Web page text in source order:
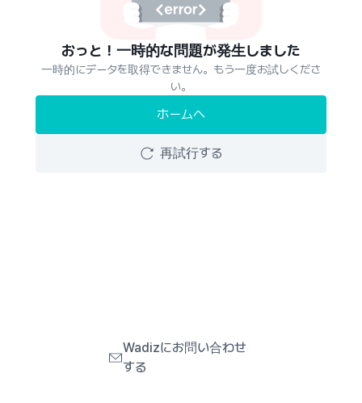
おっと！一時的な問題が発生しました
一時的にデータを取得できません。もう一度お試しくださ
い。
ホームへ
再試行する
Wadizにお問い合わせ
する